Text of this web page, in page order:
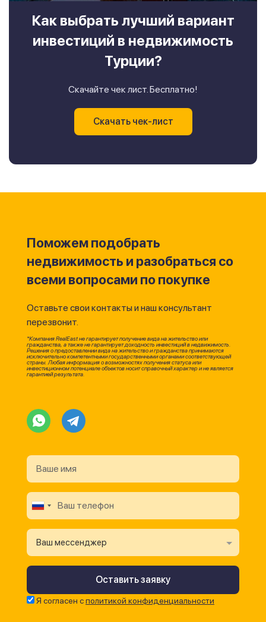
Как выбрать лучший вариант
инвестиций в недвижимость
Турции?
Скачайте чек лист. Бесплатно!
Скачать чек-лист
Поможем подобрать
недвижимость и разобраться со
всеми вопросами по покупке
Оставьте свои контакты и наш консультант
перезвонит.
*Компания RealEast не гарантирует получение вида на жительство или
гражданства, а также не гарантирует доходность инвестиций в недвижимость.
Решения о предоставлении вида на жительство и гражданства принимаются
исключительно компетентными государственными органами соответствующей
страны. Любая информация о возможностях получения статуса или
инвестиционном потенциале объектов носит справочный характер и не является
гарантией результата.
Ваш мессенджер
Я согласен сполитикой конфиденциальности